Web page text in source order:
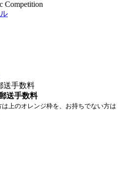
Competition
送手数料
送手数料
上のオレンジ枠を、お持ちでない方は